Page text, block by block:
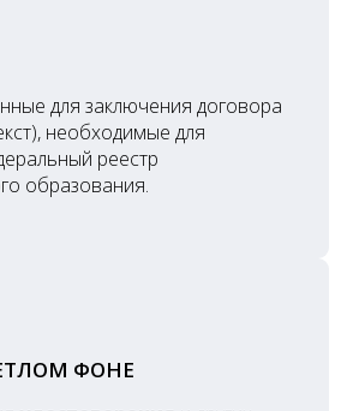
для заключения договора
необходимые для
реестр
образования.
ФОНЕ